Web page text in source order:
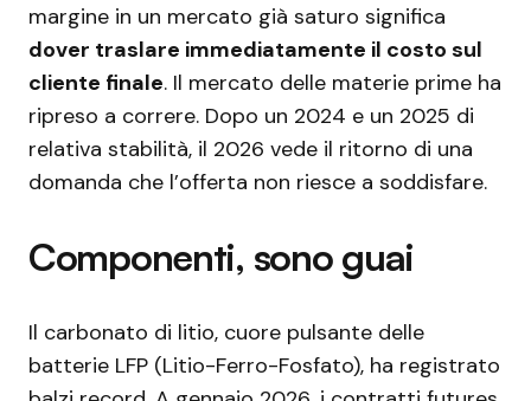
margine in un mercato già saturo significa
dover traslare immediatamente il costo sul
cliente finale. Il mercato delle materie prime ha
ripreso a correre. Dopo un 2024 e un 2025 di
relativa stabilità, il 2026 vede il ritorno di una
domanda che l’offerta non riesce a soddisfare.
Componenti, sono guai
Il carbonato di litio, cuore pulsante delle
batterie LFP (Litio-Ferro-Fosfato), ha registrato